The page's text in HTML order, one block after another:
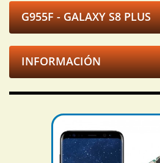
G955F - GALAXY S8 PLUS
INFORMACIÓN